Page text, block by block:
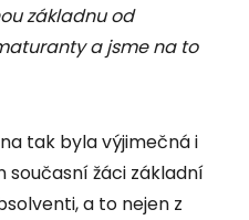
základnu od
a jsme na to
tak byla výjimečná i
současní žáci základní
a to nejen z